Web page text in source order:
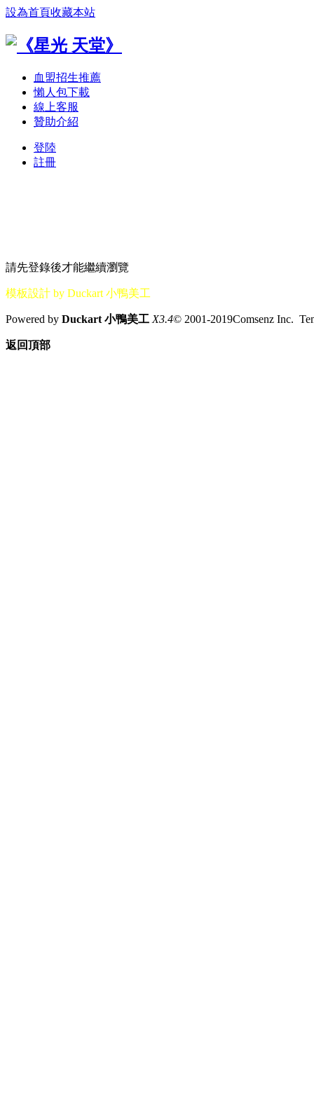
設為首頁收藏本站
血盟招生推薦
懶人包下載
線上客服
贊助介紹
登陸
註冊
請先登錄後才能繼續瀏覽
模板設計 by Duckart 小鴨美工
Powered by Duckart 小鴨美工 X3.4© 2001-2019Comsenz Inc.
返回頂部